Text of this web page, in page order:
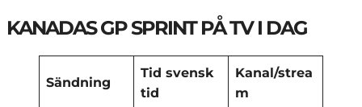
KANADAS GP SPRINT PÅ TV I DAG
Sändning
Tid svensk
tid
Kanal/strea
m